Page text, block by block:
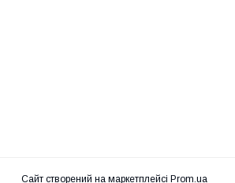
Сайт створений на маркетплейсі Prom.ua